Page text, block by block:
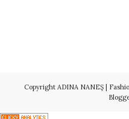
Copyright ADINA NANEŞ |